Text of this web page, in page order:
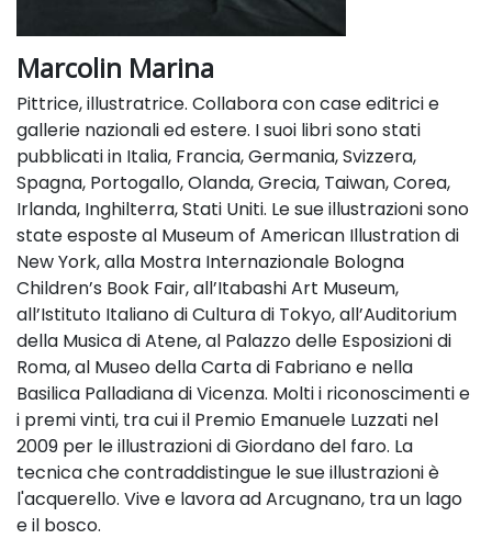
Marcolin Marina
Pittrice, illustratrice. Collabora con case editrici e
gallerie nazionali ed estere. I suoi libri sono stati
pubblicati in Italia, Francia, Germania, Svizzera,
Spagna, Portogallo, Olanda, Grecia, Taiwan, Corea,
Irlanda, Inghilterra, Stati Uniti. Le sue illustrazioni sono
state esposte al Museum of American Illustration di
New York, alla Mostra Internazionale Bologna
Children’s Book Fair, all’Itabashi Art Museum,
all’Istituto Italiano di Cultura di Tokyo, all’Auditorium
della Musica di Atene, al Palazzo delle Esposizioni di
Roma, al Museo della Carta di Fabriano e nella
Basilica Palladiana di Vicenza. Molti i riconoscimenti e
i premi vinti, tra cui il Premio Emanuele Luzzati nel
2009 per le illustrazioni di Giordano del faro. La
tecnica che contraddistingue le sue illustrazioni è
l'acquerello. Vive e lavora ad Arcugnano, tra un lago
e il bosco.